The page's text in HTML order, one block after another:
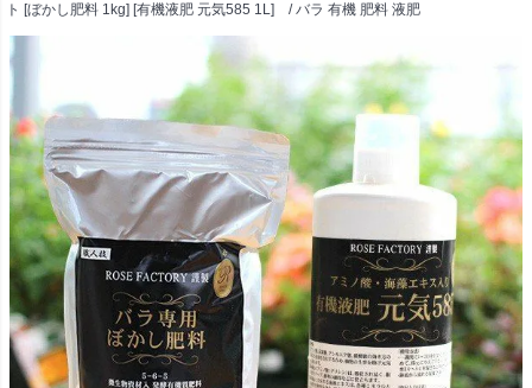
ト [ぼかし肥料 1kg] [有機液肥 元気585 1L] / バラ 有機 肥料 液肥